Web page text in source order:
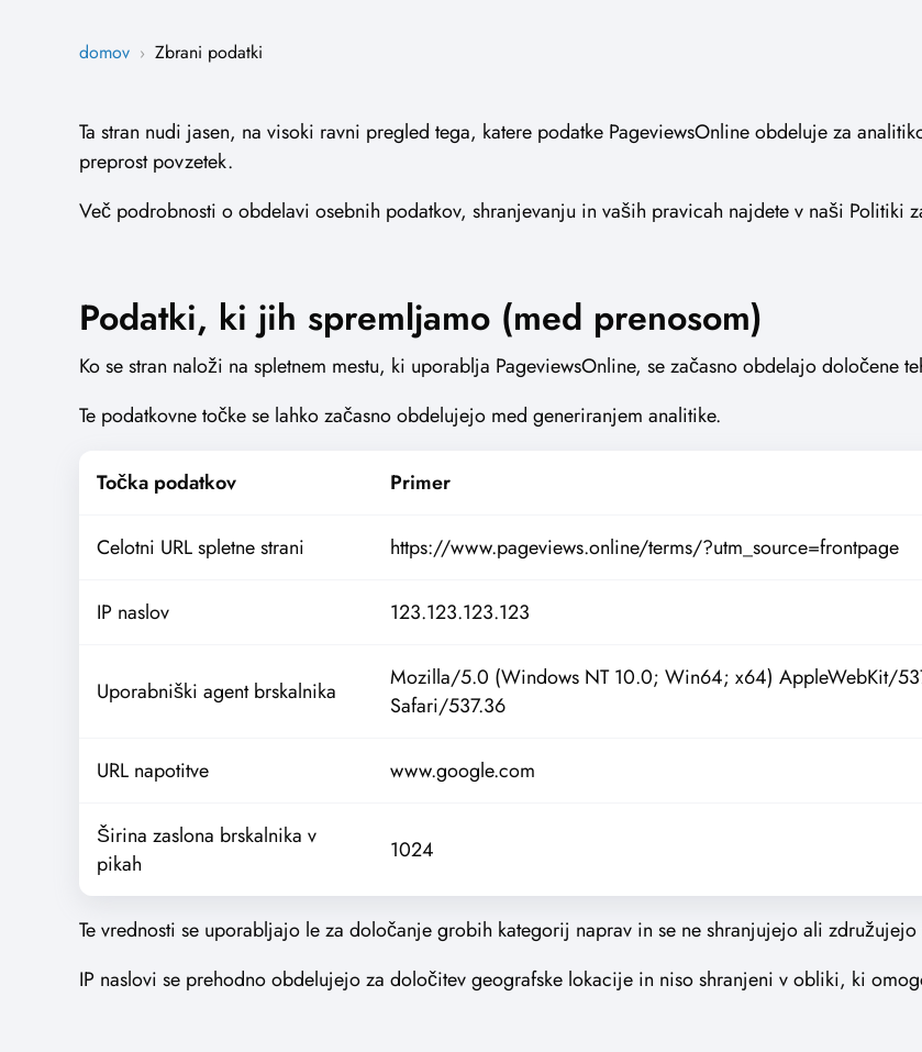
domov › Zbrani podatki
Ta stran nudi jasen, na visoki ravni pregled tega, katere podatke PageviewsOnline obdeluje za
preprost povzetek.
Več podrobnosti o obdelavi osebnih podatkov, shranjevanju in vaših pravicah najdete v naši Politiki
Podatki, ki jih spremljamo (med prenosom)
Ko se stran naloži na spletnem mestu, ki uporablja PageviewsOnline, se začasno obdelajo določene
Te podatkovne točke se lahko začasno obdelujejo med generiranjem analitike.
Točka podatkov Primer
Celotni URL spletne strani https://www.pageviews.online/terms/?utm_source=frontpage
IP naslov 123.123.123.123
Uporabniški agent brskalnika
Mozilla/5.0 (Windows NT 10.0; Win64; x64) AppleWebKit/
Safari/537.36
URL napotitve www.google.com
Širina zaslona brskalnika v
pikah
1024
Te vrednosti se uporabljajo le za določanje grobih kategorij naprav in se ne shranjujejo ali
IP naslovi se prehodno obdelujejo za določitev geografske lokacije in niso shranjeni v obliki, ki